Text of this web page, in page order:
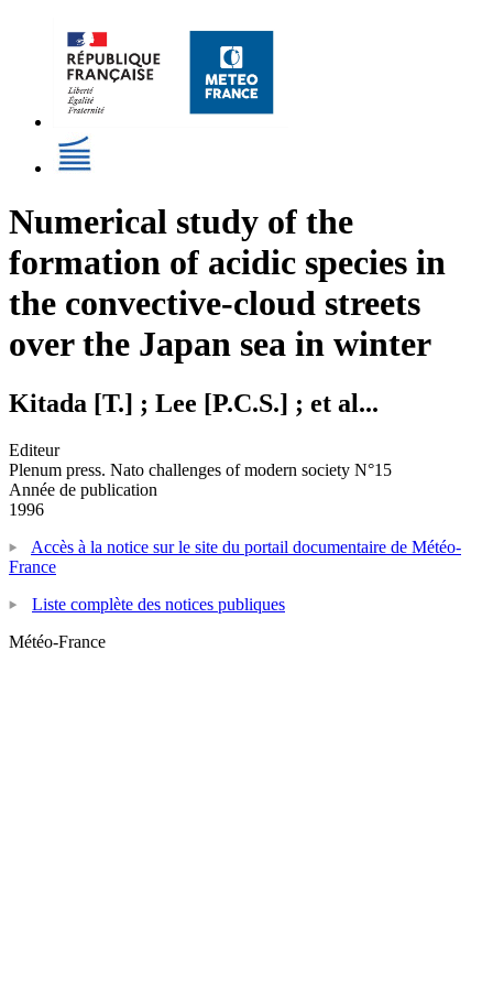
Numerical study of the
formation of acidic species in
the convective-cloud streets
over the Japan sea in winter
Kitada [T.] ; Lee [P.C.S.] ; et al...
Editeur
Plenum press. Nato challenges of modern society N°15
Année de publication
1996
Accès à la notice sur le site du portail documentaire de Météo-
France
Liste complète des notices publiques
Météo-France